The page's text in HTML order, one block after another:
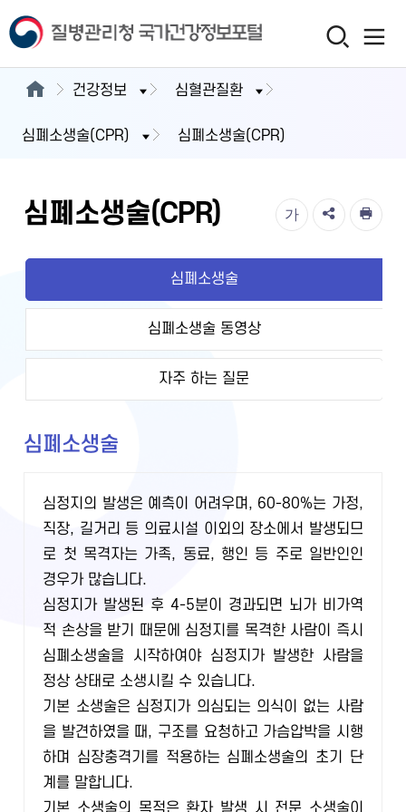
건강정보 심혈관질환
심폐소생술(CPR) 심폐소생술(CPR)
심폐소생술(CPR) 가
심폐소생술
심폐소생술 동영상
자주 하는 질문
심폐소생술
심정지의 발생은 예측이 어려우며, 60-80%는 가정,
직장, 길거리 등 의료시설 이외의 장소에서 발생되므
로 첫 목격자는 가족, 동료, 행인 등 주로 일반인인
경우가 많습니다.
심정지가 발생된 후 4-5분이 경과되면 뇌가 비가역
적 손상을 받기 때문에 심정지를 목격한 사람이 즉시
심폐소생술을 시작하여야 심정지가 발생한 사람을
정상 상태로 소생시킬 수 있습니다.
기본 소생술은 심정지가 의심되는 의식이 없는 사람
을 발견하였을 때, 구조를 요청하고 가슴압박을 시행
하며 심장충격기를 적용하는 심폐소생술의 초기 단
계를 말합니다.
기본 소생술의 목적은 환자 발생 시 전문 소생술이